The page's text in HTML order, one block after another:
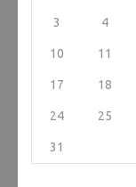
3 4
10 11
17 18
24 25
31